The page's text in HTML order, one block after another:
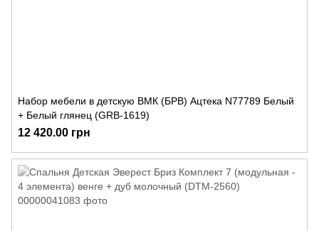
Набор мебели в детскую ВМК (БРВ) Ацтека N77789 Белый
+ Белый глянец (GRB-1619)
12 420.00 грн